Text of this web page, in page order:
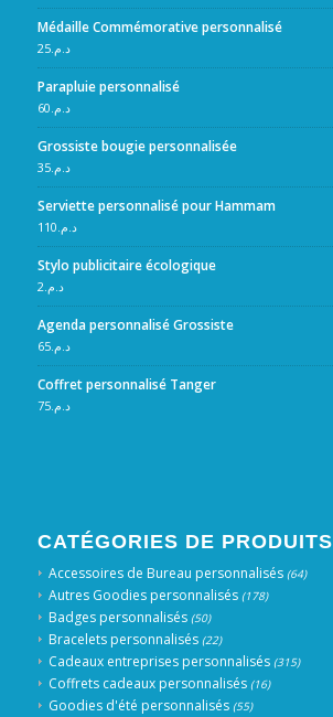
Médaille Commémorative personnalisé
د.م.25
Parapluie personnalisé
د.م.60
Grossiste bougie personnalisée
د.م.35
Serviette personnalisé pour Hammam
د.م.110
Stylo publicitaire écologique
د.م.2
Agenda personnalisé Grossiste
د.م.65
Coffret personnalisé Tanger
د.م.75
CATÉGORIES DE PRODUITS
Accessoires de Bureau personnalisés (64)
Autres Goodies personnalisés (178)
Badges personnalisés (50)
Bracelets personnalisés (22)
Cadeaux entreprises personnalisés (315)
Coffrets cadeaux personnalisés (16)
Goodies d'été personnalisés (55)